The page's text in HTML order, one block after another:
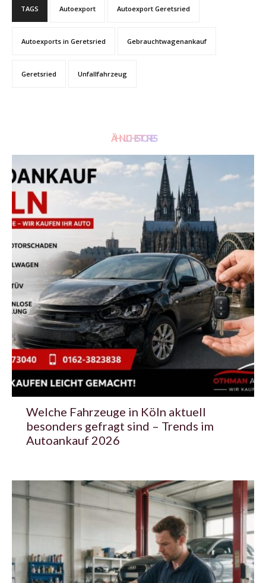
TAGS Autoexport Autoexport Geretsried
Autoexports in Geretsried Gebrauchtwagenankauf
Geretsried Unfallfahrzeug
ÄHNLICHE STORIES
Welche Fahrzeuge in Köln aktuell
besonders gefragt sind – Trends im
Autoankauf 2026